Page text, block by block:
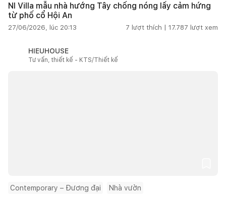
NI Villa mẫu nhà hướng Tây chống nóng lấy cảm hứng
từ phố cổ Hội An
27/06/2026, lúc 20:13 7 lượt thích | 17.787 lượt xem
HIEUHOUSE
Tư vấn, thiết kế - KTS/Thiết kế
Contemporary – Đương đại Nhà vườn